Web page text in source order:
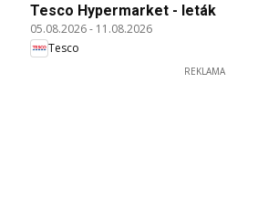
Tesco Hypermarket - leták
05.08.2026- 11.08.2026
Tesco
REKLAMA